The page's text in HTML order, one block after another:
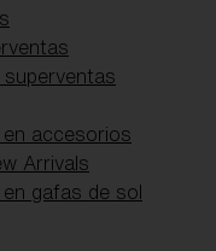
en accesorios
Arrivals
gafas de sol